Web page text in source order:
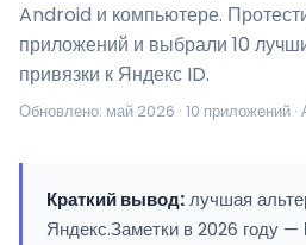
Android и компьютере.
приложений и выбрали 10
привязки к Яндекс ID.
Обновлено: май 2026 · 10 приложений ·
Краткий вывод:лучшая
Яндекс.Заметки в 2026 году —